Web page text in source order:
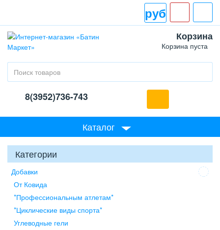
руб
Корзина
Корзина пуста
8(3952)736-743
Каталог
Категории
Добавки
От Ковида
*Профессиональным атлетам*
*Циклические виды спорта*
Углеводные гели